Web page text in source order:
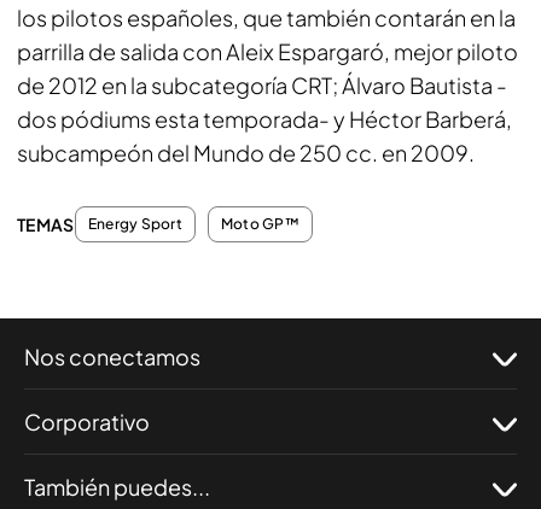
los pilotos españoles, que también contarán en la
parrilla de salida con Aleix Espargaró, mejor piloto
de 2012 en la subcategoría CRT; Álvaro Bautista -
dos pódiums esta temporada- y Héctor Barberá,
subcampeón del Mundo de 250 cc. en 2009.
TEMAS Energy Sport Moto GP™
Nos conectamos
Corporativo
También puedes...